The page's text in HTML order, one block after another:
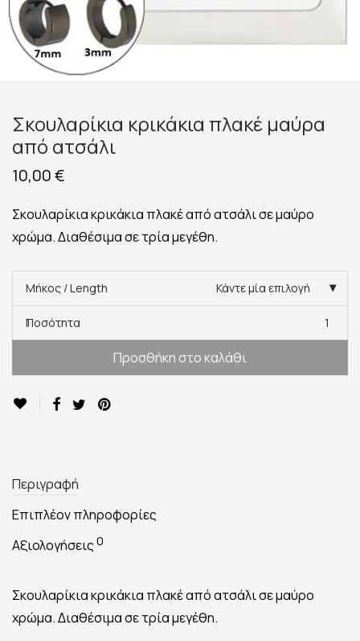
Σκουλαρίκια κρικάκια πλακέ μαύρα
από ατσάλι
10,00€
Σκουλαρίκια κρικάκια πλακέ από ατσάλι σε μαύρο
χρώμα. Διαθέσιμα σε τρία μεγέθη.
Μήκος / Length Κάντε μία επιλογή
Ποσότητα
1
Προσθήκη στο καλάθι
Περιγραφή
Επιπλέον πληροφορίες
Αξιολογήσεις 0
Σκουλαρίκια κρικάκια πλακέ από ατσάλι σε μαύρο
χρώμα. Διαθέσιμα σε τρία μεγέθη.